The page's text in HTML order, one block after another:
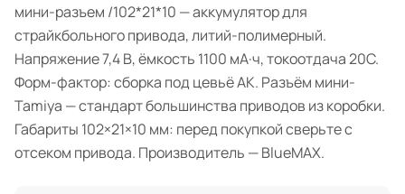
мини-разъем /102*21*10 — аккумулятор для
страйкбольного привода, литий-полимерный.
Напряжение 7,4 В, ёмкость 1100 мА·ч, токоотдача 20C.
Форм-фактор: сборка под цевьё АК. Разъём мини-
Tamiya — стандарт большинства приводов из коробки.
Габариты 102×21×10 мм: перед покупкой сверьте с
отсеком привода. Производитель — BlueMAX.